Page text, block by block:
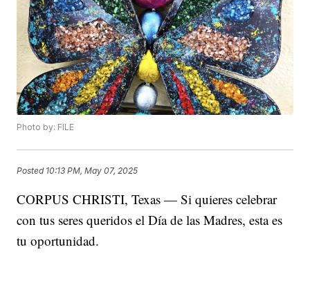
Photo by: FILE
Posted 10:13 PM, May 07, 2025
CORPUS CHRISTI, Texas — Si quieres celebrar
con tus seres queridos el Día de las Madres, esta es
tu oportunidad.